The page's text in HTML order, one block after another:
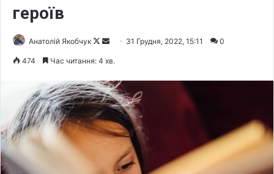
героїв
Анатолій Якобчук
F
l
o
w
o
d
a
e
31 Грудня, 2022, 15:11 0
474 Час читання: 4 хв.